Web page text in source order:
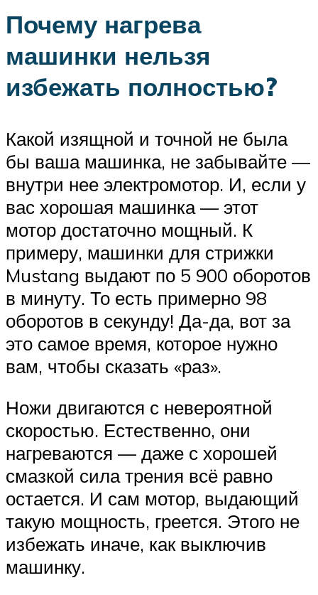
Почему нагрева
машинки нельзя
избежать полностью?
Какой изящной и точной не была
бы ваша машинка, не забывайте —
внутри нее электромотор. И, если у
вас хорошая машинка — этот
мотор достаточно мощный. К
примеру, машинки для стрижки
Mustang выдают по 5 900 оборотов
в минуту. То есть примерно 98
оборотов в секунду! Да-да, вот за
это самое время, которое нужно
вам, чтобы сказать «раз».
Ножи двигаются с невероятной
скоростью. Естественно, они
нагреваются — даже с хорошей
смазкой сила трения всё равно
остается. И сам мотор, выдающий
такую мощность, греется. Этого не
избежать иначе, как выключив
машинку.